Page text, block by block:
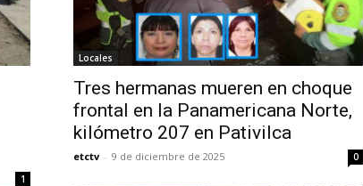
1
Locales
Tres hermanas mueren en choque
frontal en la Panamericana Norte,
kilómetro 207 en Pativilca
etctv - 9 de diciembre de 2025 0